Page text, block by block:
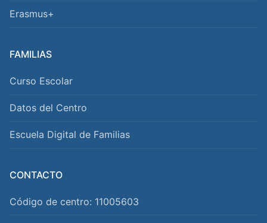
Erasmus+
FAMILIAS
Curso Escolar
Datos del Centro
Escuela Digital de Familias
CONTACTO
Código de centro: 11005603